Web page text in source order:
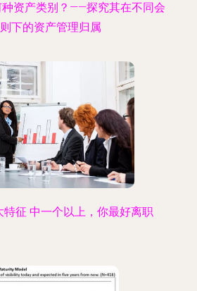
种资产类别？——探究其在不同会
下的资产管理归属
特征 中一个以上，你最好离职